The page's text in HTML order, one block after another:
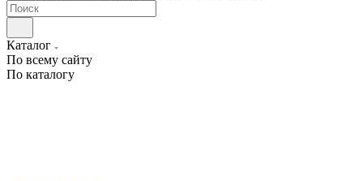
Каталог
По всему сайту
По каталогу